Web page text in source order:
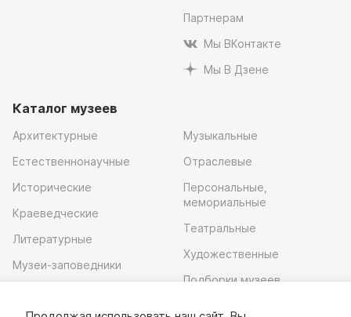
Партнерам
Мы ВКонтакте
Мы В Дзене
Каталог музеев
Архитектурные
Естественнонаучные
Исторические
Краеведческие
Литературные
Музеи-заповедники
Музыкальные
Отраслевые
Персональные,
мемориальные
Театральные
Художественные
Подборки музеев